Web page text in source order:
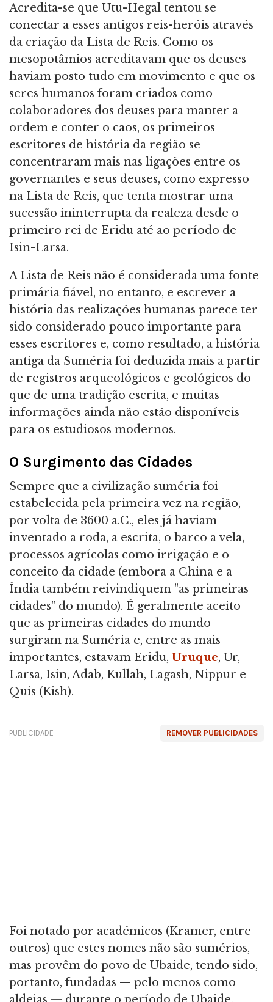
Acredita-se que Utu-Hegal tentou se
conectar a esses antigos reis-heróis através
da criação da Lista de Reis. Como os
mesopotâmios acreditavam que os deuses
haviam posto tudo em movimento e que os
seres humanos foram criados como
colaboradores dos deuses para manter a
ordem e conter o caos, os primeiros
escritores de história da região se
concentraram mais nas ligações entre os
governantes e seus deuses, como expresso
na Lista de Reis, que tenta mostrar uma
sucessão ininterrupta da realeza desde o
primeiro rei de Eridu até ao período de
Isin-Larsa.
A Lista de Reis não é considerada uma fonte
primária fiável, no entanto, e escrever a
história das realizações humanas parece ter
sido considerado pouco importante para
esses escritores e, como resultado, a história
antiga da Suméria foi deduzida mais a partir
de registros arqueológicos e geológicos do
que de uma tradição escrita, e muitas
informações ainda não estão disponíveis
para os estudiosos modernos.
O Surgimento das Cidades
Sempre que a civilização suméria foi
estabelecida pela primeira vez na região,
por volta de 3600 a.C., eles já haviam
inventado a roda, a escrita, o barco a vela,
processos agrícolas como irrigação e o
conceito da cidade (embora a China e a
Índia também reivindiquem "as primeiras
cidades" do mundo). É geralmente aceito
que as primeiras cidades do mundo
surgiram na Suméria e, entre as mais
importantes, estavam Eridu, Uruque, Ur,
Larsa, Isin, Adab, Kullah, Lagash, Nippur e
Quis (Kish).
REMOVER PUBLICIDADES
PUBLICIDADE
Foi notado por académicos (Kramer, entre
outros) que estes nomes não são sumérios,
mas provêm do povo de Ubaide, tendo sido,
portanto, fundadas — pelo menos como